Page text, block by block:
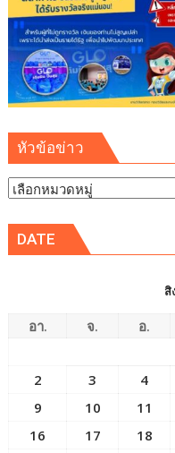
หัวข้อข่าว
หัวข้อ
DATE
สิ
อา. จ. อ.
2
3 4
9
10 11
16
17 18